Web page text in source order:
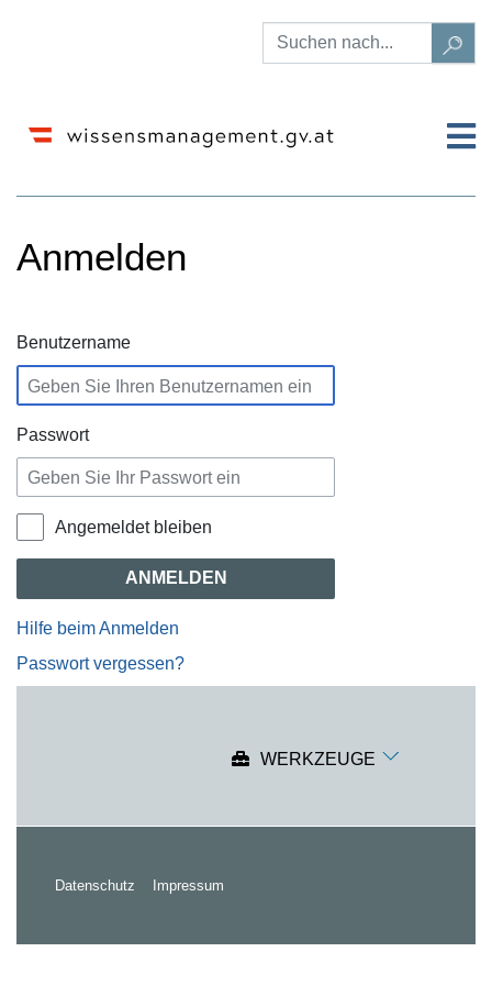
Anmelden
Wechseln zu:Navigation
Benutzername
Passwort
Angemeldet bleiben
ANMELDEN
Hilfe beim Anmelden
Passwort vergessen?
WERKZEUGE
Datenschutz Impressum